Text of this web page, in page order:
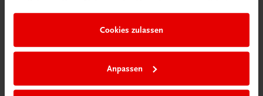
Cookies zulassen
Anpassen